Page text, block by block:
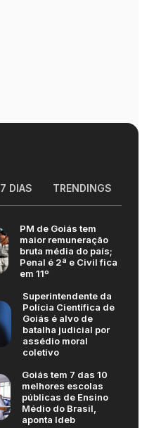
7 DIAS TRENDINGS
PM de Goiás tem
maior remuneração
bruta média do país;
Penal é 2ª e Civil fica
em 11º
Superintendente da
Polícia Científica de
Goiás é alvo de
batalha judicial por
assédio moral
coletivo
Goiás tem 7 das 10
melhores escolas
públicas de Ensino
Médio do Brasil,
aponta Ideb